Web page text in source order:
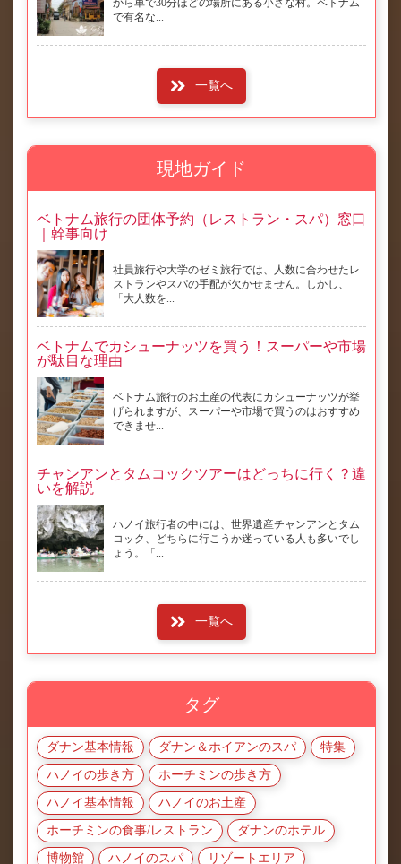
から車で30分ほどの場所にある小さな村。ベトナム
で有名な...
一覧へ
現地ガイド
ベトナム旅行の団体予約（レストラン・スパ）窓口
｜幹事向け
社員旅行や大学のゼミ旅行では、人数に合わせたレ
ストランやスパの手配が欠かせません。しかし、
「大人数を...
ベトナムでカシューナッツを買う！スーパーや市場
が駄目な理由
ベトナム旅行のお土産の代表にカシューナッツが挙
げられますが、スーパーや市場で買うのはおすすめ
できませ...
チャンアンとタムコックツアーはどっちに行く？違
いを解説
ハノイ旅行者の中には、世界遺産チャンアンとタム
コック、どちらに行こうか迷っている人も多いでし
ょう。「...
一覧へ
タグ
ダナン基本情報 ダナン＆ホイアンのスパ 特集
ハノイの歩き方 ホーチミンの歩き方
ハノイ基本情報 ハノイのお土産
ホーチミンの食事/レストラン ダナンのホテル
博物館 ハノイのスパ リゾートエリア